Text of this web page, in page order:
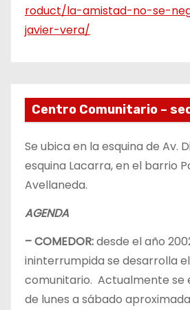
roduct/la-amistad-no-se-
javier-vera/
Centro Comunitario –
Se ubica en la esquina de Av.
esquina Lacarra, en el barrio
Avellaneda.
AGENDA
– COMEDOR:desde el año
ininterrumpida se desarrolla
comunitario. Actualmente se
de lunes a sábado